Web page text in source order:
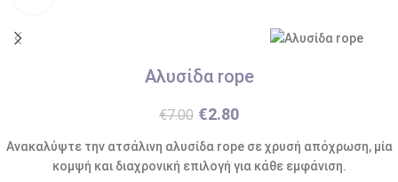
Αλυσίδα rope
€7.00 €2.80
Ανακαλύψτε την ατσάλινη αλυσίδα rope σε χρυσή απόχρωση, μία
κομψή και διαχρονική επιλογή για κάθε εμφάνιση.